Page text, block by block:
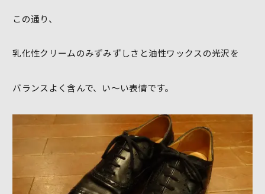
この通り、
乳化性クリームのみずみずしさと油性ワックスの光沢を
バランスよく含んで、い～い表情です。